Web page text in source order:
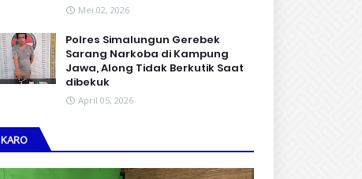
Mei 02, 2026
Polres Simalungun Gerebek
Sarang Narkoba di Kampung
Jawa, Along Tidak Berkutik Saat
dibekuk
April 05, 2026
KARO